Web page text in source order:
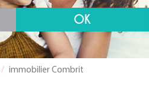
immobilier Combrit